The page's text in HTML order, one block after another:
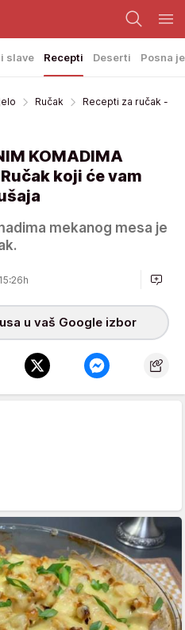
slave Recepti Deserti Posna
Ručak
Recepti za ručak -
KOMADIMA
koji će vam
mekanog mesa je
u vaš Google izbor